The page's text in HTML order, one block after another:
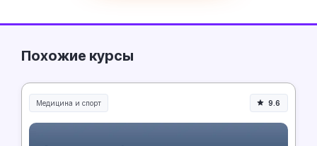
Похожие курсы
Медицина и спорт
Медицина, спорт и здоровье
9.6